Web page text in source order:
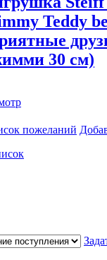
Teddy
30 см)
пожеланий